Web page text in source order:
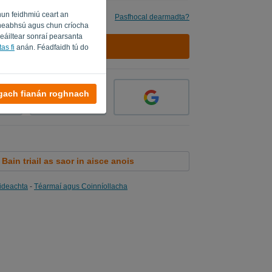
feidhmiú ceart an
agus chun críocha
sonraí pearsanta
fi anán. Féadfaidh tú do
fianán roghnach
dom Pasfhocal dearmadta?
SÍNIGH ISTEACH
Bain triail as saor in aisce anois
- Téarmaí agus Coinníollacha